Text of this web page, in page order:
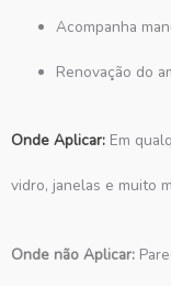
Acompanha
Renovação do
Onde Aplicar: Em
vidro, janelas e muito
Onde não Aplicar: